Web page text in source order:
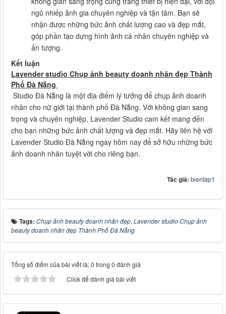
ngũ nhiếp ảnh gia chuyên nghiệp và tận tâm. Bạn sẽ
nhận được những bức ảnh chất lượng cao và đẹp mắt,
góp phần tạo dựng hình ảnh cá nhân chuyên nghiệp và
ấn tượng.
Kết luận
Lavender studio Chụp ảnh beauty doanh nhân đẹp Thành
Phố Đà Nẵng
Studio Đà Nẵng là một địa điểm lý tưởng để chụp ảnh doanh
nhân cho nữ giới tại thành phố Đà Nẵng. Với không gian sang
trọng và chuyên nghiệp, Lavender Studio cam kết mang đến
cho bạn những bức ảnh chất lượng và đẹp mắt. Hãy liên hệ với
Lavender Studio Đà Nẵng ngay hôm nay để sở hữu những bức
ảnh doanh nhân tuyệt vời cho riêng bạn.
Tác giả: bientap1
Tags: Chụp ảnh beauty doanh nhân đẹp, Lavender studio Chụp ảnh
beauty doanh nhân đẹp Thành Phố Đà Nẵng
Tổng số điểm của bài viết là: 0 trong 0 đánh giá
Click để đánh giá bài viết